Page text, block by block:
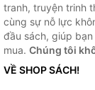
tranh, truyện trinh
cùng sự nỗ lực
đầu sách, giúp
mua. Chúng tôi
VỀ SHOP SÁCH!